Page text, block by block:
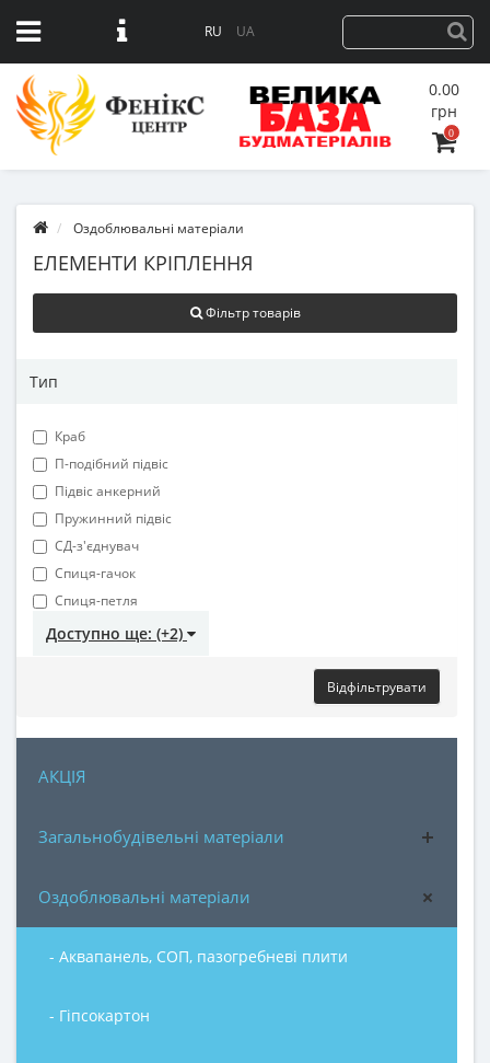
RU UA
0.00
грн
0
Оздоблювальні матеріали
ЕЛЕМЕНТИ КРІПЛЕННЯ
Фільтр товарів
Тип
Краб
П-подібний підвіс
Підвіс анкерний
Пружинний підвіс
СД-з'єднувач
Спиця-гачок
Спиця-петля
Доступно ще: (+2)
Відфільтрувати
АКЦІЯ
Загальнобудівельні матеріали
Оздоблювальні матеріали
- Аквапанель, СОП, пазогребневі плити
- Гіпсокартон